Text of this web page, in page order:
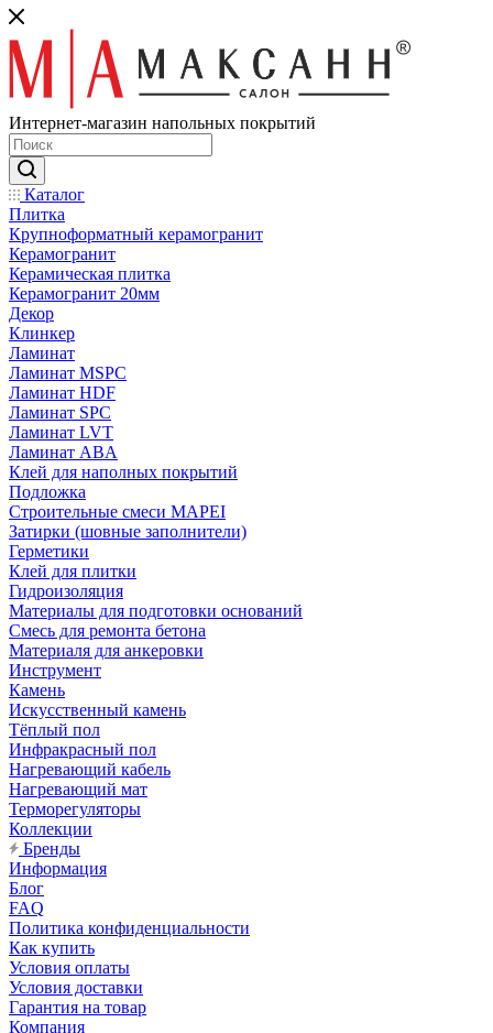
Интернет-магазин напольных покрытий
Каталог
Плитка
Крупноформатный керамогранит
Керамогранит
Керамическая плитка
Керамогранит 20мм
Декор
Клинкер
Ламинат
Ламинат MSPC
Ламинат HDF
Ламинат SPC
Ламинат LVT
Ламинат ABA
Клей для наполных покрытий
Подложка
Строительные смеси MAPEI
Затирки (шовные заполнители)
Герметики
Клей для плитки
Гидроизоляция
Материалы для подготовки оснований
Смесь для ремонта бетона
Материаля для анкеровки
Инструмент
Камень
Искусственный камень
Тёплый пол
Инфракрасный пол
Нагревающий кабель
Нагревающий мат
Терморегуляторы
Коллекции
Бренды
Информация
Блог
FAQ
Политика конфиденциальности
Как купить
Условия оплаты
Условия доставки
Гарантия на товар
Компания